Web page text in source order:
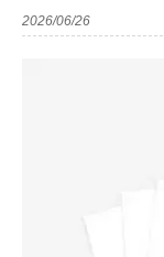
2026/06/26